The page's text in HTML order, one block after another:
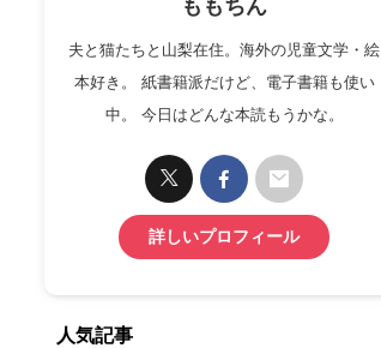
夫と猫たちと山梨在住。海外の児童文学・絵
本好き。 紙書籍派だけど、電子書籍も使い
中。 今日はどんな本読もうかな。
詳しいプロフィール
人気記事